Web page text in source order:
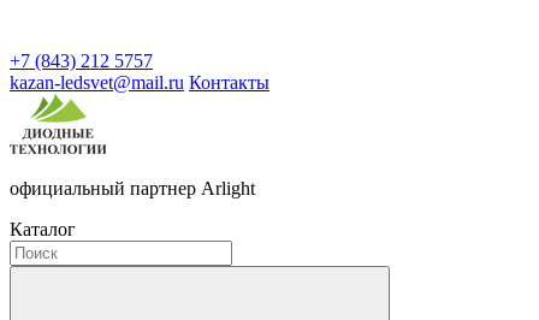
+7 (843) 212 5757
kazan-ledsvet@mail.ru Контакты
официальный партнер Arlight
Каталог